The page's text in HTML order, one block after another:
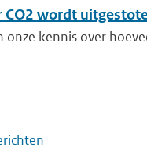
wordt
kennis over